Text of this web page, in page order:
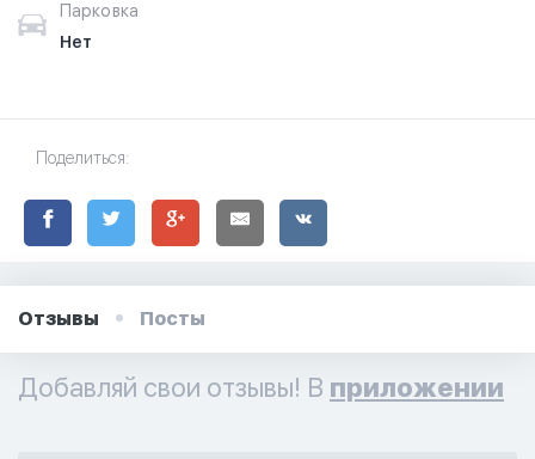
Парковка
Нет
Поделиться:
Отзывы Посты
Добавляй свои отзывы! В приложении